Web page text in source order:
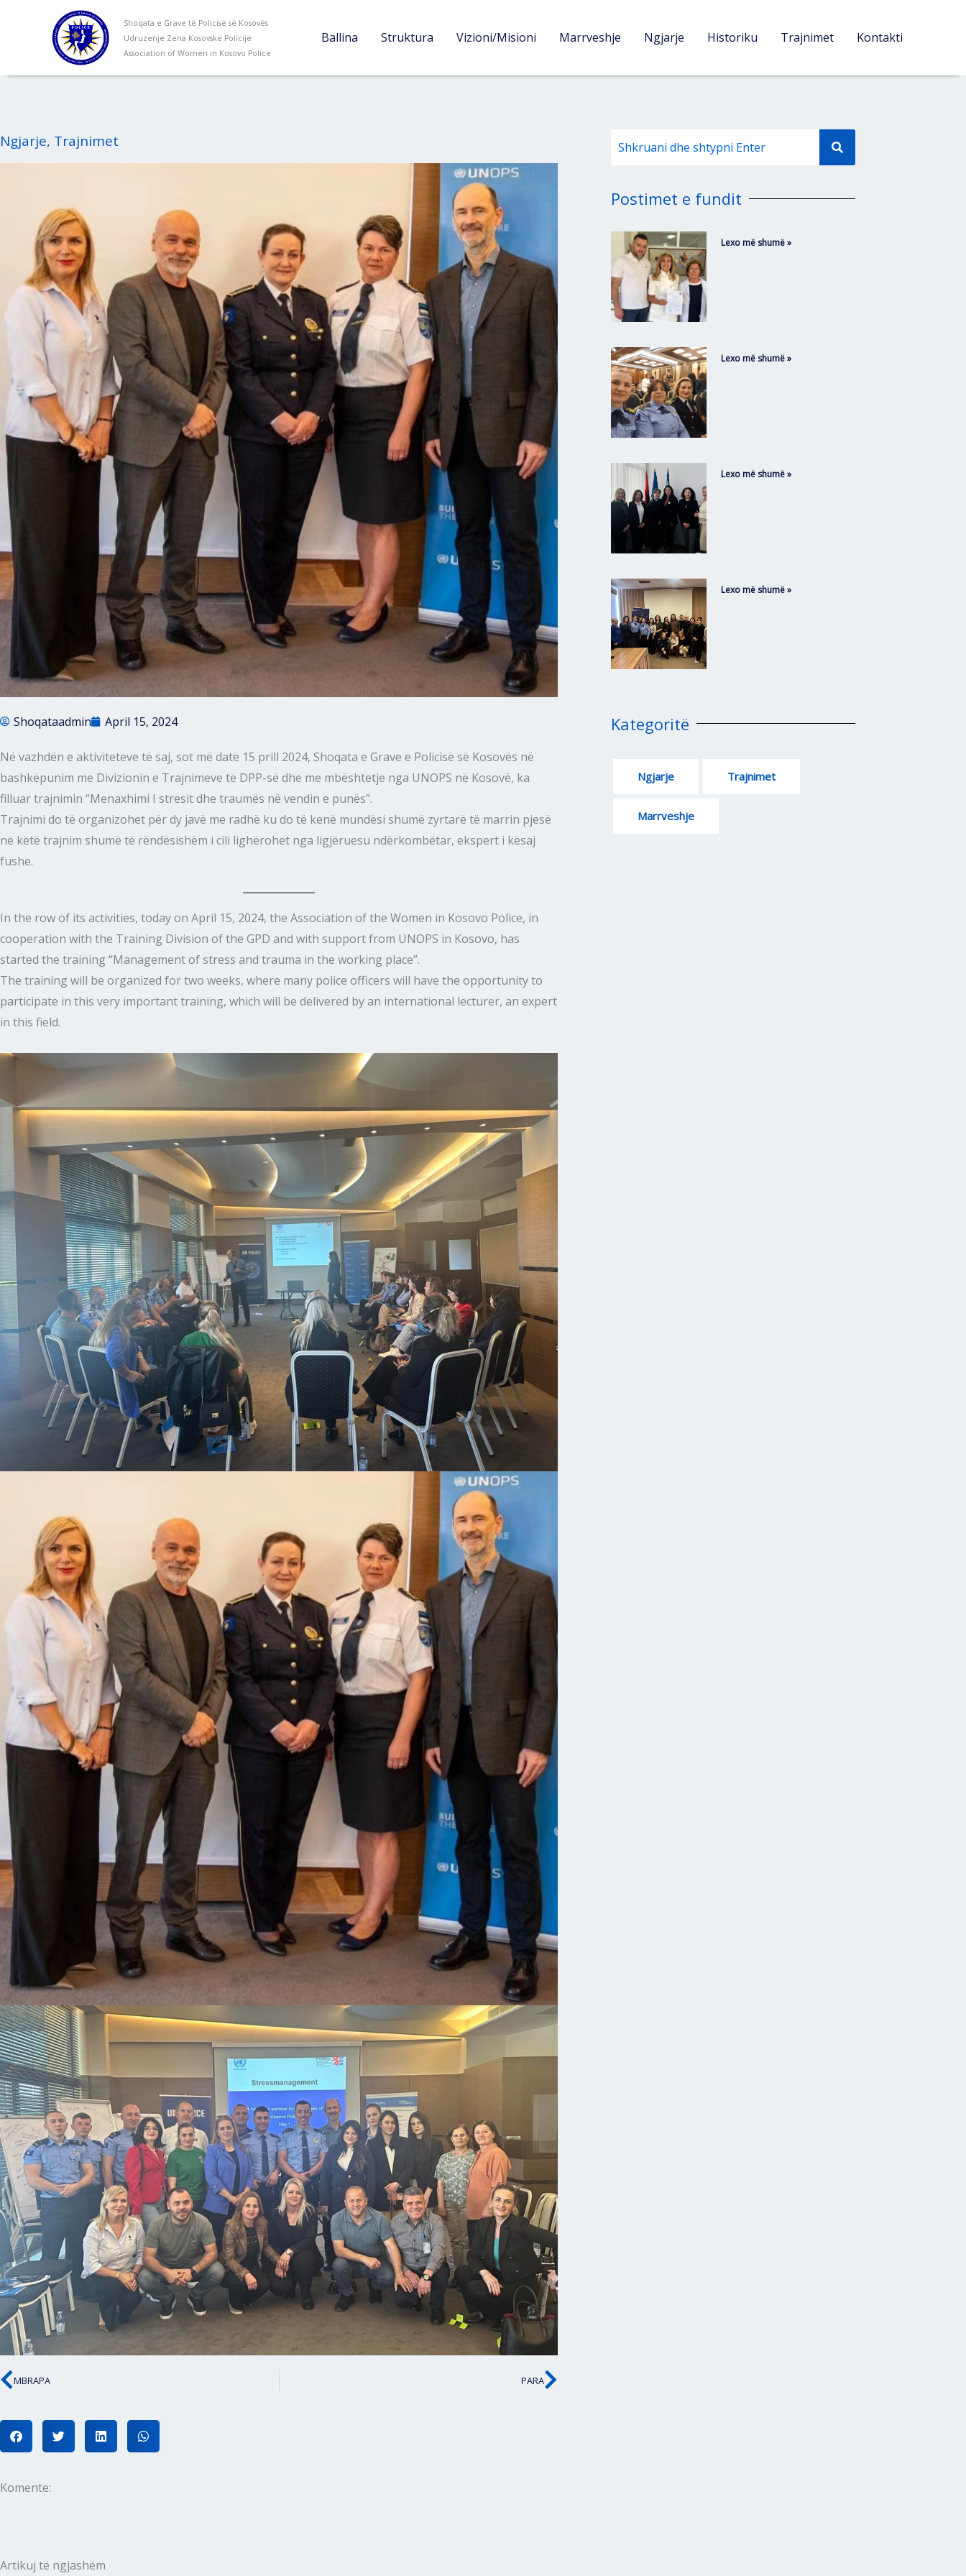
Shoqata e Grave të Policisë së Kosovës
Udruzenje Zena Kosovske Policije
Association of Women in Kosovo Police
Ballina Struktura Vizioni/Misioni Marrveshje Ngjarje Historiku Trajnimet Kontakti
Ngjarje, Trajnimet
Shoqataadmin April 15, 2024
Në vazhdën e aktiviteteve të saj, sot më datë 15 prill 2024, Shoqata e Grave e Policisë së Kosovës në
bashkëpunim me Divizionin e Trajnimeve të DPP-së dhe me mbështetje nga UNOPS në Kosovë, ka
filluar trajnimin “Menaxhimi I stresit dhe traumës në vendin e punës”.
Trajnimi do të organizohet për dy javë me radhë ku do të kenë mundësi shumë zyrtarë të marrin pjesë
në këtë trajnim shumë të rëndësishëm i cili lighërohet nga ligjëruesu ndërkombëtar, ekspert i kësaj
fushe.
In the row of its activities, today on April 15, 2024, the Association of the Women in Kosovo Police, in
cooperation with the Training Division of the GPD and with support from UNOPS in Kosovo, has
started the training “Management of stress and trauma in the working place”.
The training will be organized for two weeks, where many police officers will have the opportunity to
participate in this very important training, which will be delivered by an international lecturer, an expert
in this field.
Prev
MBRAPA PARANext
Komente:
Artikuj të ngjashëm
Postimet e fundit
Lexo më shumë »
Lexo më shumë »
Lexo më shumë »
Lexo më shumë »
Kategoritë
Ngjarje Trajnimet
Marrveshje